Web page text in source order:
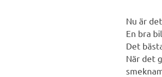
Nu är
En bra
Det
När det